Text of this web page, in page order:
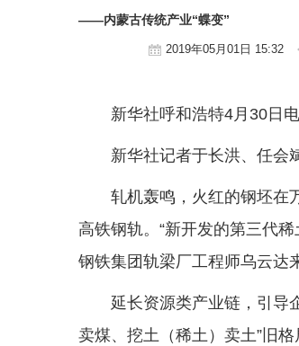
——内蒙古传统产业“蝶变”
2019年05月01日 15:32
新华社呼和浩特4月30日
新华社记者于长洪、任会
轧机轰鸣，火红的钢坯在
高铁钢轨。“新开发的第三代
钢铁集团轨梁厂工程师乌云达
延长资源类产业链，引
卖煤、挖土（稀土）卖土”旧